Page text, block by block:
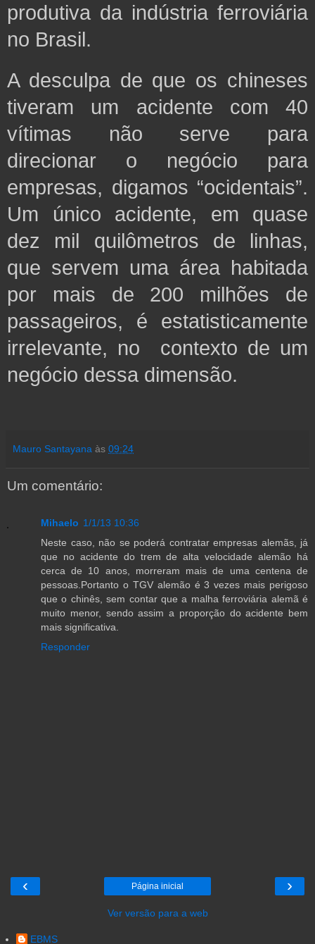
produtiva da indústria ferroviária
no Brasil.
A desculpa de que os chineses
tiveram um acidente com 40
vítimas não serve para
direcionar o negócio para
empresas, digamos “ocidentais”.
Um único acidente, em quase
dez mil quilômetros de linhas,
que servem uma área habitada
por mais de 200 milhões de
passageiros, é estatisticamente
irrelevante, no contexto de um
negócio dessa dimensão.
Mauro Santayana às 09:24
Um comentário:
Mihaelo 1/1/13 10:36
Neste caso, não se poderá contratar empresas alemãs, já
que no acidente do trem de alta velocidade alemão há
cerca de 10 anos, morreram mais de uma centena de
pessoas.Portanto o TGV alemão é 3 vezes mais perigoso
que o chinês, sem contar que a malha ferroviária alemã é
muito menor, sendo assim a proporção do acidente bem
mais significativa.
Responder
‹ ›
Página inicial
Ver versão para a web
EBMS